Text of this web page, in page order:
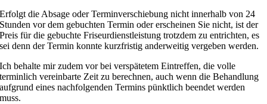
Erfolgt die Absage oder Terminverschiebung nicht innerhalb von 24
Stunden vor dem gebuchten Termin oder erscheinen Sie nicht, ist der
Preis für die gebuchte Friseurdienstleistung trotzdem zu entrichten, es
sei denn der Termin konnte kurzfristig anderweitig vergeben werden.
Ich behalte mir zudem vor bei verspätetem Eintreffen, die volle
terminlich vereinbarte Zeit zu berechnen, auch wenn die Behandlung
aufgrund eines nachfolgenden Termins pünktlich beendet werden
muss.